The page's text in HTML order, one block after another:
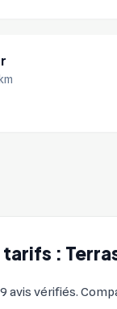
:
avis vérifiés.